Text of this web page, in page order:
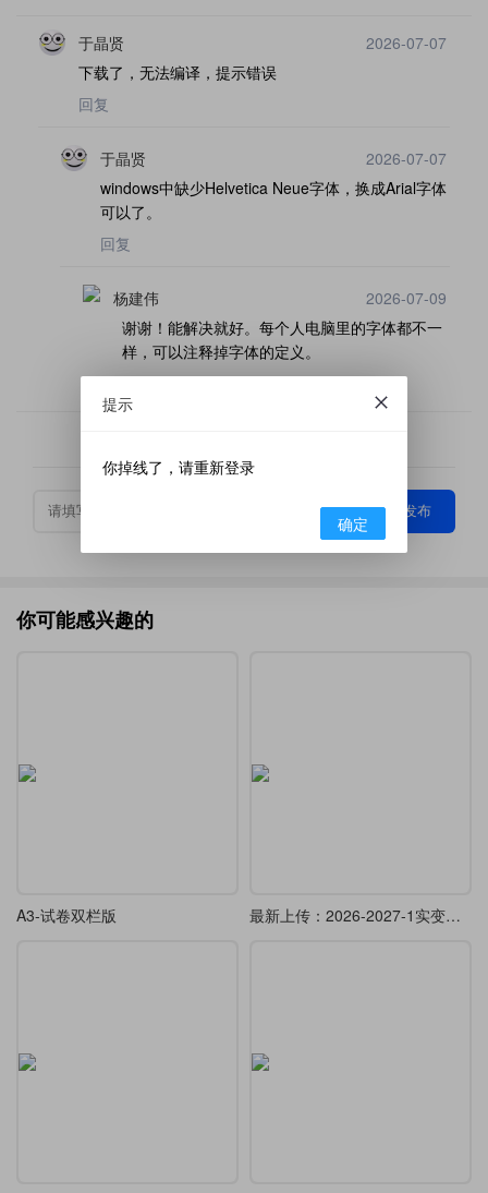
于晶贤
2026-07-07
下载了，无法编译，提示错误
回复
于晶贤
2026-07-07
windows中缺少Helvetica Neue字体，换成Arial字体
可以了。
回复
杨建伟
2026-07-09
谢谢！能解决就好。每个人电脑里的字体都不一
样，可以注释掉字体的定义。
回复
发布
你可能感兴趣的
A3-试卷双栏版 最新上传：2026-2027-1实变函数教案模板
提示
你掉线了，请重新登录
确定